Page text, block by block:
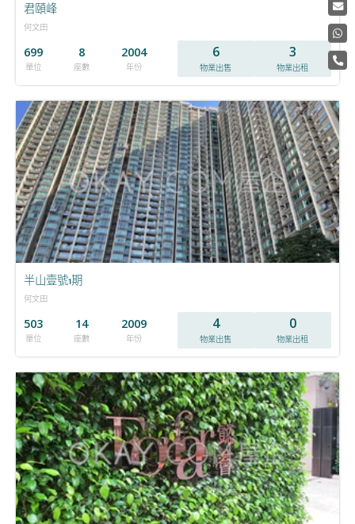
君頤峰
何文田
699
單位
8
座數
2004
年份
6
物業出售
3
物業出租
半山壹號1期
何文田
503
單位
14
座數
2009
年份
4
物業出售
0
物業出租